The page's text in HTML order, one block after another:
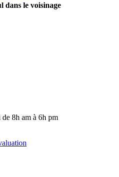
dans le voisinage
8h am à 6h pm